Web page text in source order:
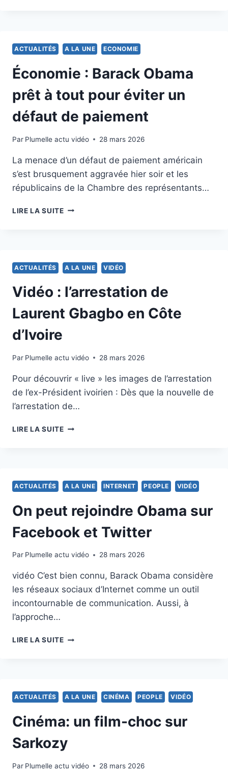
ACTUALITÉS A LA UNE ECONOMIE
Économie : Barack Obama
prêt à tout pour éviter un
défaut de paiement
Par Plumelle actu vidéo
23 juillet 2011 28 mars 2026
La menace d’un défaut de paiement américain
s’est brusquement aggravée hier soir et les
républicains de la Chambre des représentants…
LIRE LA SUITEÉCONOMIE
À
TOUT
ÉVITER
DÉFAUT
ACTUALITÉS A LA UNE VIDÉO
Vidéo : l’arrestation de
Laurent Gbagbo en Côte
d’Ivoire
Par Plumelle actu vidéo
12 avril 2011 28 mars 2026
Pour découvrir « live » les images de l’arrestation
de l’ex-Président ivoirien : Dès que la nouvelle de
l’arrestation de…
LIRE LA SUITEVIDÉO
GBAGBO
EN
D’IVOIRE
ACTUALITÉS A LA UNE INTERNET PEOPLE VIDÉO
On peut rejoindre Obama sur
Facebook et Twitter
Par Plumelle actu vidéo
7 avril 2011 28 mars 2026
vidéo C’est bien connu, Barack Obama considère
les réseaux sociaux d’Internet comme un outil
incontournable de communication. Aussi, à
l’approche…
LIRE LA SUITEON
FACEBOOK
ET
ACTUALITÉS A LA UNE CINÉMA PEOPLE VIDÉO
Cinéma: un film-choc sur
Sarkozy
Par Plumelle actu vidéo
7 avril 2011 28 mars 2026